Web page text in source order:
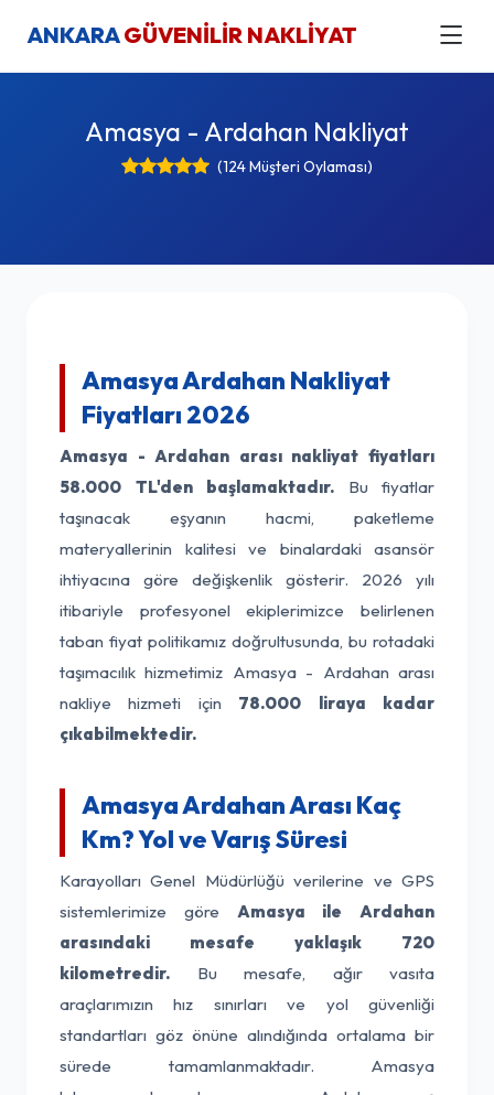
ANKARAGÜVENİLİR NAKLİYAT
Amasya - Ardahan Nakliyat
(124 Müşteri Oylaması)
Amasya Ardahan Nakliyat
Fiyatları 2026
Amasya - Ardahan arası nakliyat fiyatları
58.000 TL'den başlamaktadır. Bu fiyatlar
taşınacak eşyanın hacmi, paketleme
materyallerinin kalitesi ve binalardaki asansör
ihtiyacına göre değişkenlik gösterir. 2026 yılı
itibariyle profesyonel ekiplerimizce belirlenen
taban fiyat politikamız doğrultusunda, bu rotadaki
taşımacılık hizmetimiz Amasya - Ardahan arası
nakliye hizmeti için 78.000 liraya kadar
çıkabilmektedir.
Amasya Ardahan Arası Kaç
Km? Yol ve Varış Süresi
Karayolları Genel Müdürlüğü verilerine ve GPS
sistemlerimize göre Amasya ile Ardahan
arasındaki mesafe yaklaşık 720
kilometredir. Bu mesafe, ağır vasıta
araçlarımızın hız sınırları ve yol güvenliği
standartları göz önüne alındığında ortalama bir
sürede tamamlanmaktadır. Amasya